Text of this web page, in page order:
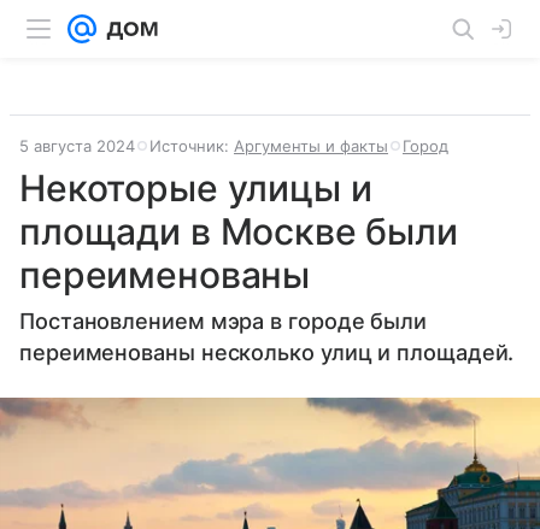
5 августа 2024 Источник: Аргументы и факты Город
Некоторые улицы и
площади в Москве были
переименованы
Постановлением мэра в городе были
переименованы несколько улиц и площадей.